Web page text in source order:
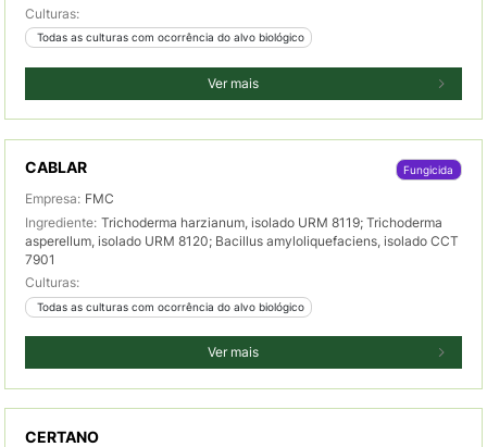
Culturas:
Todas as culturas com ocorrência do alvo biológico
Ver mais
CABLAR Fungicida
Empresa: FMC
Ingrediente: Trichoderma harzianum, isolado URM 8119; Trichoderma
asperellum, isolado URM 8120; Bacillus amyloliquefaciens, isolado CCT
7901
Culturas:
Todas as culturas com ocorrência do alvo biológico
Ver mais
CERTANO